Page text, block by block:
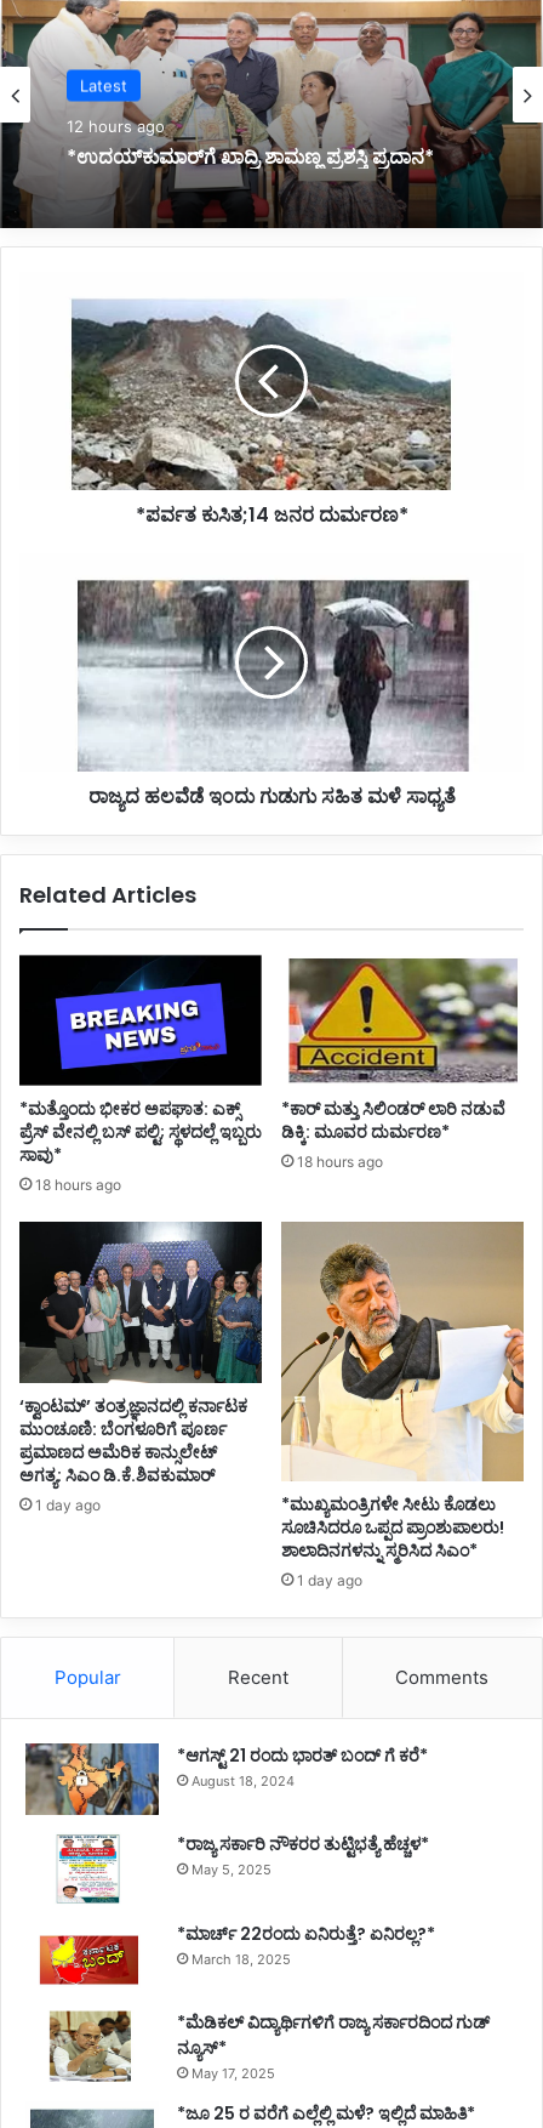
Latest
12 hours ago
*ಜ್ಞಾನಭಾರತಿ ರಸ್ತೆ ಅಪಘಾತದಲ್ಲಿ ವಿದ್ಯಾರ್ಥಿನಿ ಸಾವು:
ಕುಟುಂಬಕ್ಕೆ ಸರ್ಕಾರದಿಂದ 10 ಲಕ್ಷ ರೂ. ಪರಿಹಾರ*
*ಪರ್ವತ ಕುಸಿತ;14 ಜನರ ದುರ್ಮರಣ*
ಸ
ತೆ
ರಾಜ್ಯದ ಹಲವೆಡೆ ಇಂದು ಗುಡುಗು ಸಹಿತ ಮಳೆ ಸಾಧ್ಯತೆ
Related Articles
*ಮತ್ತೊಂದು ಭೀಕರ ಅಪಘಾತ: ಎಕ್ಸ್
ಪ್ರೆಸ್ ವೇನಲ್ಲಿ ಬಸ್ ಪಲ್ಟಿ; ಸ್ಥಳದಲ್ಲೆ ಇಬ್ಬರು
ಸಾವು*
18 hours ago
*ಕಾರ್ ಮತ್ತು ಸಿಲಿಂಡ‌ರ್ ಲಾರಿ ನಡುವೆ
ಡಿಕ್ಕಿ: ಮೂವರ ದುರ್ಮರಣ*
18 hours ago
‘ಕ್ವಾಂಟಮ್’ ತಂತ್ರಜ್ಞಾನದಲ್ಲಿ ಕರ್ನಾಟಕ
ಮುಂಚೂಣಿ: ಬೆಂಗಳೂರಿಗೆ ಪೂರ್ಣ
ಪ್ರಮಾಣದ ಅಮೆರಿಕ ಕಾನ್ಸುಲೇಟ್
ಅಗತ್ಯ: ಸಿಎಂ ಡಿ.ಕೆ.ಶಿವಕುಮಾರ್
1 day ago
*ಮುಖ್ಯಮಂತ್ರಿಗಳೇ ಸೀಟು ಕೊಡಲು
ಸೂಚಿಸಿದರೂ ಒಪ್ಪದ ಪ್ರಾಂಶುಪಾಲರು!
ಶಾಲಾದಿನಗಳನ್ನು ಸ್ಮರಿಸಿದ ಸಿಎಂ*
1 day ago
Popular Recent Comments
*ಆಗಸ್ಟ್ 21 ರಂದು ಭಾರತ್‌ ಬಂದ್‌ ಗೆ ಕರೆ*
August 18, 2024
*ರಾಜ್ಯ ಸರ್ಕಾರಿ ನೌಕರರ ತುಟ್ಟಿಭತ್ಯೆ ಹೆಚ್ಚಳ*
May 5, 2025
*ಮಾರ್ಚ್ 22ರಂದು ಏನಿರುತ್ತೆ? ಏನಿರಲ್ಲ?*
March 18, 2025
*ಮೆಡಿಕಲ್ ವಿದ್ಯಾರ್ಥಿಗಳಿಗೆ ರಾಜ್ಯ ಸರ್ಕಾರದಿಂದ ಗುಡ್
ನ್ಯೂಸ್*
May 17, 2025
*ಜೂ 25 ರ ವರೆಗೆ ಎಲ್ಲೆಲ್ಲಿ ಮಳೆ? ಇಲ್ಲಿದೆ ಮಾಹಿತಿ*